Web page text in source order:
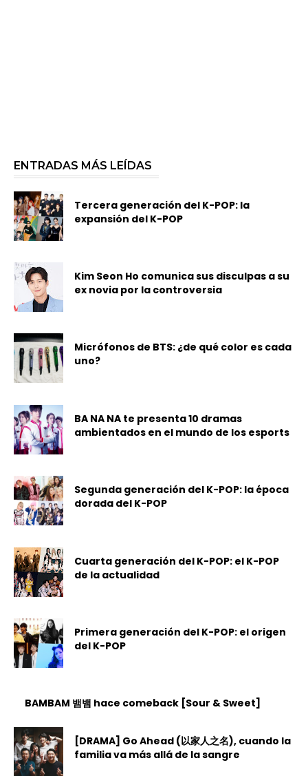
ENTRADAS MÁS LEÍDAS
Tercera generación del K-POP: la
expansión del K-POP
Kim Seon Ho comunica sus disculpas a su
ex novia por la controversia
Micrófonos de BTS: ¿de qué color es cada
uno?
BA NA NA te presenta 10 dramas
ambientados en el mundo de los esports
Segunda generación del K-POP: la época
dorada del K-POP
Cuarta generación del K-POP: el K-POP
de la actualidad
Primera generación del K-POP: el origen
del K-POP
BAMBAM 뱀뱀 hace comeback [Sour & Sweet]
[DRAMA] Go Ahead (以家人之名), cuando la
familia va más allá de la sangre